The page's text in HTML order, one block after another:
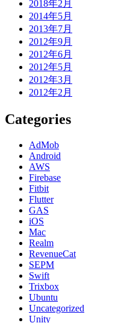
2018年2月
2014年5月
2013年7月
2012年9月
2012年6月
2012年5月
2012年3月
2012年2月
Categories
AdMob
Android
AWS
Firebase
Fitbit
Flutter
GAS
iOS
Mac
Realm
RevenueCat
SEPM
Swift
Trixbox
Ubuntu
Uncategorized
Unity